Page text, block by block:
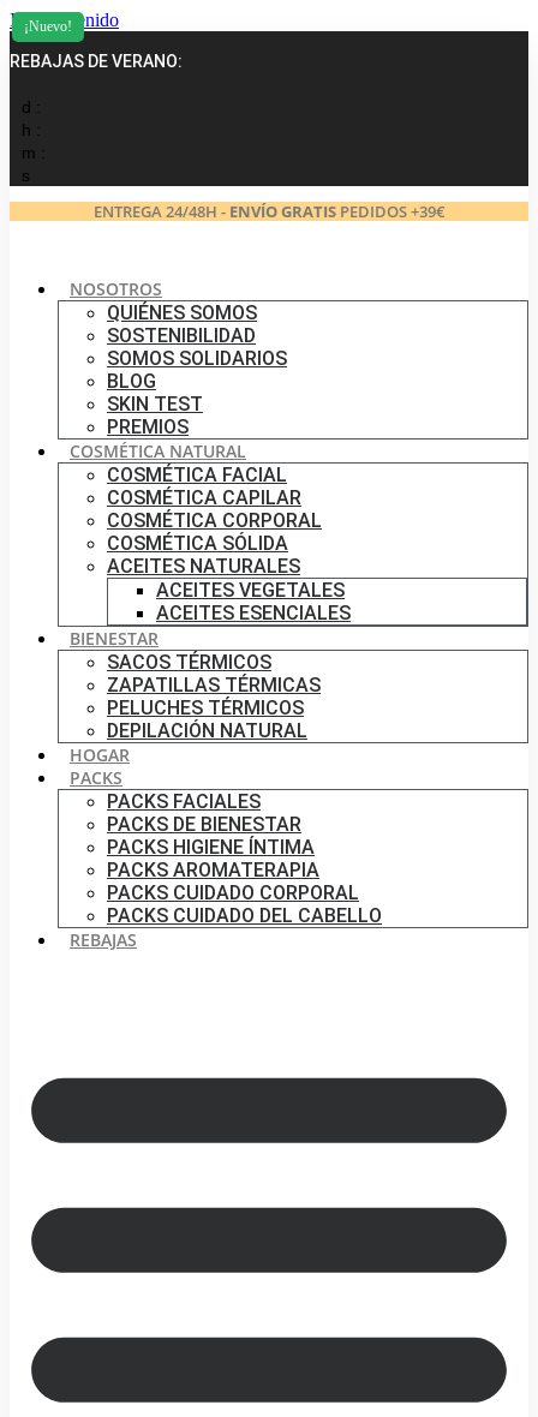
Ir al contenido
REBAJAS DE VERANO:
d :
h :
m :
s
ENTREGA 24/48H - ENVÍO GRATISPEDIDOS +39€
NOSOTROS
QUIÉNES SOMOS
SOSTENIBILIDAD
SOMOS SOLIDARIOS
BLOG
SKIN TEST
PREMIOS
COSMÉTICA NATURAL
COSMÉTICA FACIAL
COSMÉTICA CAPILAR
COSMÉTICA CORPORAL
COSMÉTICA SÓLIDA
ACEITES NATURALES
ACEITES VEGETALES
ACEITES ESENCIALES
BIENESTAR
SACOS TÉRMICOS
ZAPATILLAS TÉRMICAS
PELUCHES TÉRMICOS
DEPILACIÓN NATURAL
HOGAR
PACKS
PACKS FACIALES
PACKS DE BIENESTAR
PACKS HIGIENE ÍNTIMA
PACKS AROMATERAPIA
PACKS CUIDADO CORPORAL
PACKS CUIDADO DEL CABELLO
REBAJAS
¡Nuevo!